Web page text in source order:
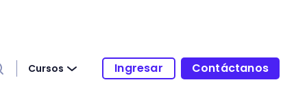
Cursos Ingresar Contáctanos